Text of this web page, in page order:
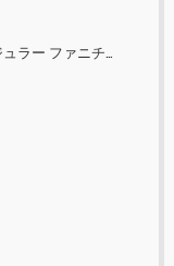
ー ファニチャー